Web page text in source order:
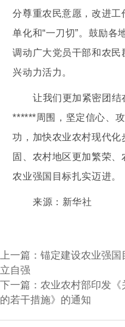
分尊重农民意愿，改进
单化和“一刀切”。鼓励各
调动广大党员干部和农
兴动力活力。
让我们更加紧密团结
******周围，坚定信心、
功，加快农业农村现代化
固、农村地区更加繁荣
农业强国目标扎实迈进。
来源： 新华社
上一篇： 锚定建设农业强国
立自强
下一篇： 农业农村部印发《
的若干措施》的通知